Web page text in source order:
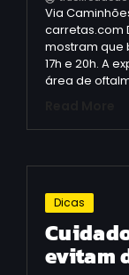
Via
carretas.com
mostram que
17h e 20h. A
área de
Dicas
evitam